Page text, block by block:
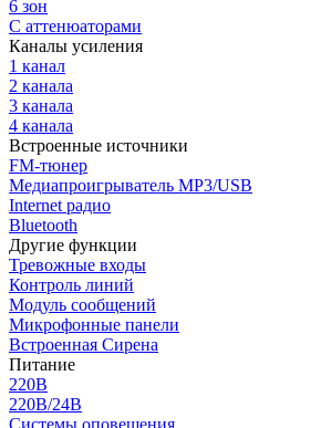
6 зон
С аттенюаторами
Каналы усиления
1 канал
2 канала
3 канала
4 канала
Встроенные источники
FM-тюнер
Медиапроигрыватель MP3/USB
Internet радио
Bluetooth
Другие функции
Тревожные входы
Контроль линий
Модуль сообщений
Микрофонные панели
Встроенная Сирена
Питание
220В
220В/24В
Системы оповещения